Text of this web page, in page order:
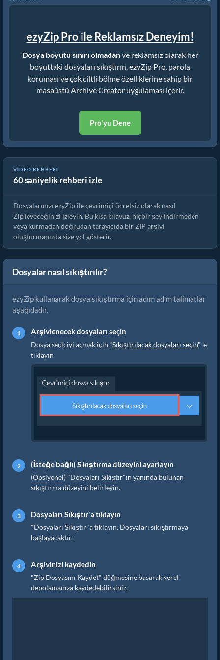
ezyZip Pro ile Reklamsız Deneyim!
Dosya boyutu sınırı olmadanve reklamsız olarak her
boyuttaki dosyaları sıkıştırın. ezyZip Pro, parola
koruması ve çok ciltli bölme özelliklerine sahip bir
masaüstü Archive Creator uygulaması içerir.
Pro'yu Dene
VIDEO REHBERI
60 saniyelik rehberi izle
ezyZip ile Dosyalar Çevrimiçi Nasıl Zip'lenir (Ücretsiz, Kurulum
Dosyalarınızı ezyZip ile çevrimiçi ücretsiz olarak nasıl
Zip'leyeceğinizi izleyin. Bu kısa kılavuz, hiçbir şey indirmeden
veya kurmadan doğrudan tarayıcıda bir ZIP arşivi
oluşturmanızda size yol gösterir.
Dosyalar nasıl sıkıştırılır?
ezyZip kullanarak dosya sıkıştırma için adım adım talimatlar
aşağıdadır.
Arşivlenecek dosyaları seçin
Dosya seçiciyi açmak için "Sıkıştırılacak dosyaları seçin" 'e
tıklayın
(İsteğe bağlı) Sıkıştırma düzeyini ayarlayın
(Opsiyonel) "Dosyaları Sıkıştır"ın yanında bulunan
sıkıştırma düzeyini belirleyin.
Dosyaları Sıkıştır'a tıklayın
"Dosyaları Sıkıştır"a tıklayın. Dosyaları sıkıştırmaya
başlayacaktır.
Arşivinizi kaydedin
"Zip Dosyasını Kaydet" düğmesine basarak yerel
depolamanıza kaydedebilirsiniz.